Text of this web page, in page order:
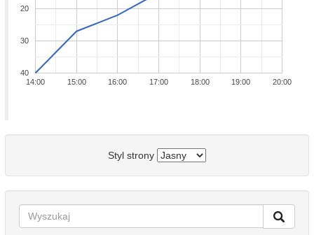
14:00 15:00 16:00 17:00 18:00 19:00 20:00
20
30
40
Styl strony